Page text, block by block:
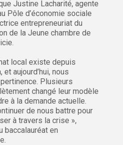
Justine Lacharité, agente
Pôle d’économie sociale
entrepreneuriat du
de la Jeune chambre de
local existe depuis
aujourd’hui, nous
Plusieurs
changé leur modèle
à la demande actuelle.
de nous battre pour
à travers la crise »,
baccalauréat en